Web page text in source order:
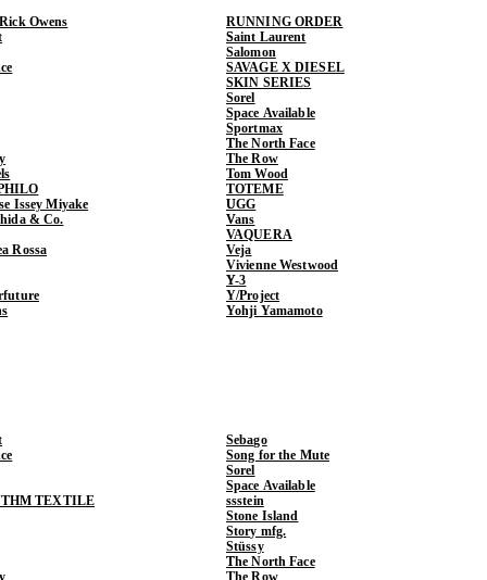
Owens
Issey Miyake
& Co.
Rossa
RUNNING ORDER
Saint Laurent
Salomon
SAVAGE X DIESEL
SKIN SERIES
Sorel
Space Available
Sportmax
The North Face
The Row
Tom Wood
TOTEME
UGG
Vans
VAQUERA
Veja
Vivienne Westwood
Y-3
Y/Project
Yohji Yamamoto
TEXTILE
Sebago
Song for the Mute
Sorel
Space Available
ssstein
Stone Island
Story mfg.
Stüssy
The North Face
The Row